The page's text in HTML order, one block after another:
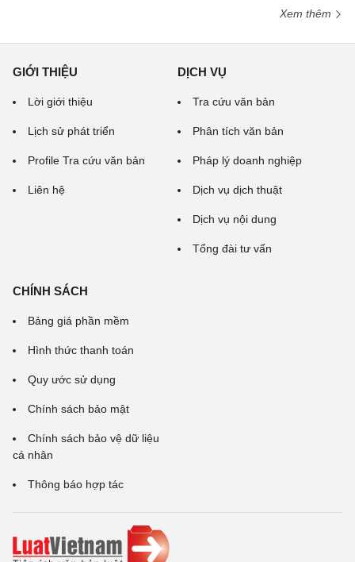
Xem thêm
GIỚI THIỆU
Lời giới thiệu
Lịch sử phát triển
Profile Tra cứu văn bản
Liên hệ
DỊCH VỤ
Tra cứu văn bản
Phân tích văn bản
Pháp lý doanh nghiệp
Dịch vụ dịch thuật
Dịch vụ nội dung
Tổng đài tư vấn
CHÍNH SÁCH
Bảng giá phần mềm
Hình thức thanh toán
Quy ước sử dụng
Chính sách bảo mật
Chính sách bảo vệ dữ liệu
cá nhân
Thông báo hợp tác